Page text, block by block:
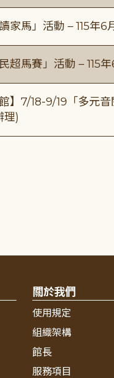
家馬」活動 – 115年6
超馬賽」活動 – 115
館】7/18-9/19「多元
理)
關於我們
使用規定
組織架構
館長
服務項目